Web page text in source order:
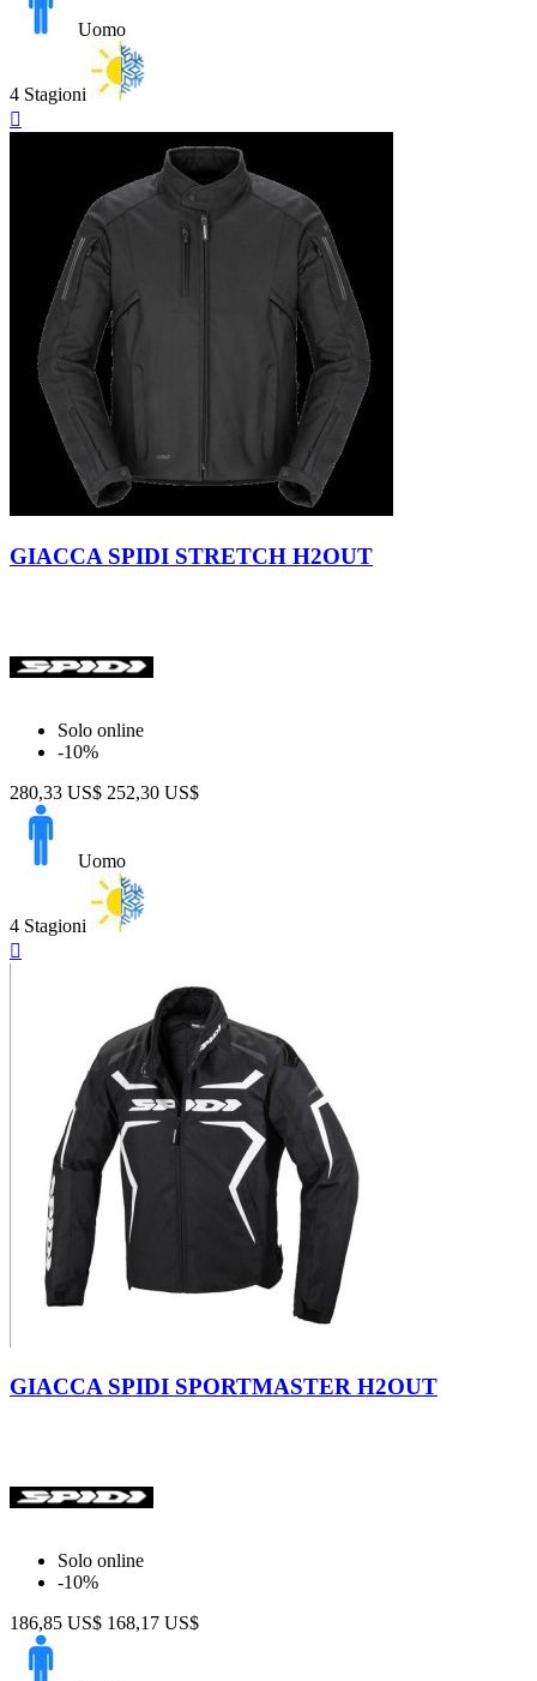
Uomo
4 Stagioni

GIACCA SPIDI STRETCH H2OUT
Solo online
-10%
280,33 US$ 252,30 US$
Uomo
4 Stagioni

Bianco
Rosso
GIACCA SPIDI SPORTMASTER H2OUT
Solo online
-10%
186,85 US$ 168,17 US$